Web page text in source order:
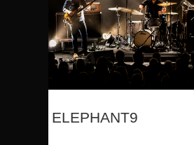
ELEPHANT9